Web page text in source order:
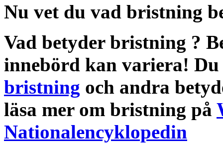
Nu vet du vad bristning
Vad betyder bristning ?
innebörd kan variera!
bristning och andra
läsa mer om bristning på
Nationalencyklopedin